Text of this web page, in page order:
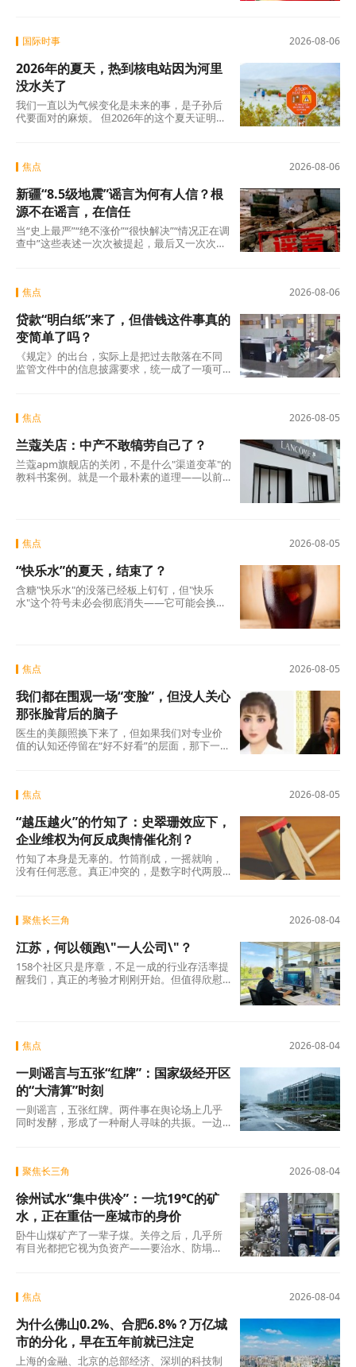
2026-08-06
国际时事
2026年的夏天，热到核电站因为河里
没水关了
我们一直以为气候变化是未来的事，是子孙后
代要面对的麻烦。 但2026年的这个夏天证明：
说室外没法待了。
2026-08-06
焦点
新疆“8.5级地震”谣言为何有人信？根
源不在谣言，在信任
当“史上最严”“绝不涨价”“很快解决”“情况正在调
查中”这些表述一次次被提起，最后又一次次悄
2026-08-06
焦点
贷款“明白纸”来了，但借钱这件事真的
变简单了吗？
《规定》的出台，实际上是把过去散落在不同
监管文件中的信息披露要求，统一成了一项可
获客、担保增信等领域的第三方合作机构统一
须在你借钱之前，把全部费用列在一张表上，
算清年化综合成本，让你签字确认。 这张表，
业内称之为贷款“明白纸”。
2026-08-05
焦点
兰蔻关店：中产不敢犒劳自己了？
兰蔻apm旗舰店的关闭，不是什么"渠道变革"的
教科书案例。就是一个最朴素的道理——以前
2026-08-05
焦点
“快乐水”的夏天，结束了？
含糖"快乐水"的没落已经板上钉钉，但"快乐
水"这个符号未必会彻底消失——它可能会换一
2026-08-05
焦点
我们都在围观一场“变脸”，但没人关心
那张脸背后的脑子
医生的美颜照换下来了，但如果我们对专业价
值的认知还停留在“好不好看”的层面，那下一
2026-08-05
焦点
“越压越火”的竹知了：史翠珊效应下，
企业维权为何反成舆情催化剂？
竹知了本身是无辜的。竹筒削成，一摇就响，
没有任何恶意。真正冲突的，是数字时代两股
2026-08-04
聚焦长三角
江苏，何以领跑\"一人公司\"？
158个社区只是序章，不足一成的行业存活率提
醒我们，真正的考验才刚刚开始。但值得欣慰
2026-08-04
焦点
一则谣言与五张“红牌”：国家级经开区
的“大清算”时刻
一则谣言，五张红牌。两件事在舆论场上几乎
同时发酵，形成了一种耐人寻味的共振。一边
2026-08-04
聚焦长三角
徐州试水“集中供冷”：一坑19℃的矿
水，正在重估一座城市的身价
卧牛山煤矿产了一辈子煤。关停之后，几乎所
有目光都把它视为负资产——要治水、防塌
2026-08-04
焦点
为什么佛山0.2%、合肥6.8%？万亿城
市的分化，早在五年前就已注定
上海的金融、北京的总部经济、深圳的科技制